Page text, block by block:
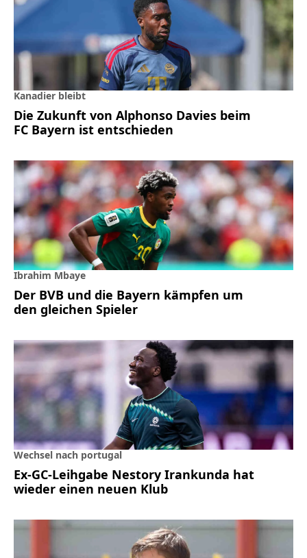
Kanadier bleibt
Die Zukunft von Alphonso Davies beim
FC Bayern ist entschieden
Ibrahim Mbaye
Der BVB und die Bayern kämpfen um
den gleichen Spieler
Wechsel nach portugal
Ex-GC-Leihgabe Nestory Irankunda hat
wieder einen neuen Klub